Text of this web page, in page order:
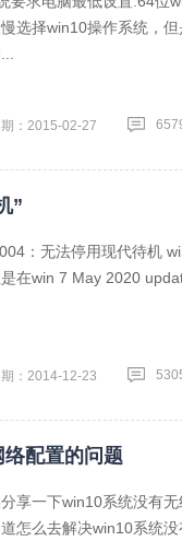
选择win10操作系统，
：2015-02-27
”
：无法停用现代待机
在win 7 May 2020
：2014-12-23
配置的问题
享一下win10系统没有
怎么去解决win10系统